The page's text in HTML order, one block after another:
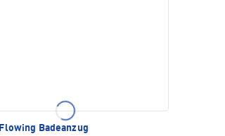
Flowing Badeanzug